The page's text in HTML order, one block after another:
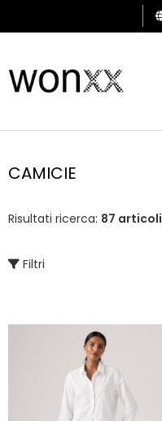
UOMO
CARD
CAMICIE
Risultati ricerca: 87 articoli
Filtri